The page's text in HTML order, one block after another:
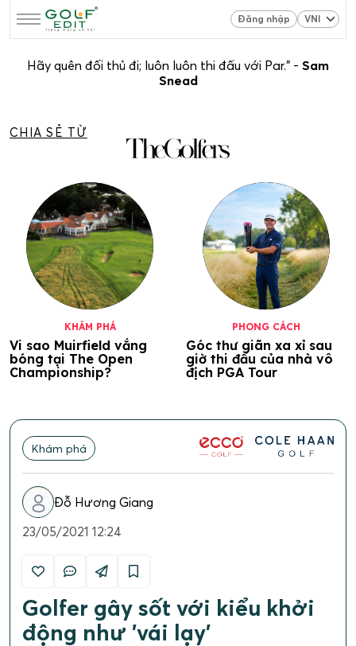
Đăng nhập
Hãy quên đối thủ đi; luôn luôn thi đấu với Par.” - Sam
Snead
CHIA SẺ TỪ
KHÁM PHÁ
Vi sao Muirfield vắng
bóng tại The Open
Championship?
PHONG CÁCH
Góc thư giãn xa xỉ sau
giờ thi đấu của nhà vô
địch PGA Tour
Khám phá
Đỗ Hương Giang
23/05/2021 12:24
Golfer gây sốt với kiểu khởi
động như 'vái lạy'